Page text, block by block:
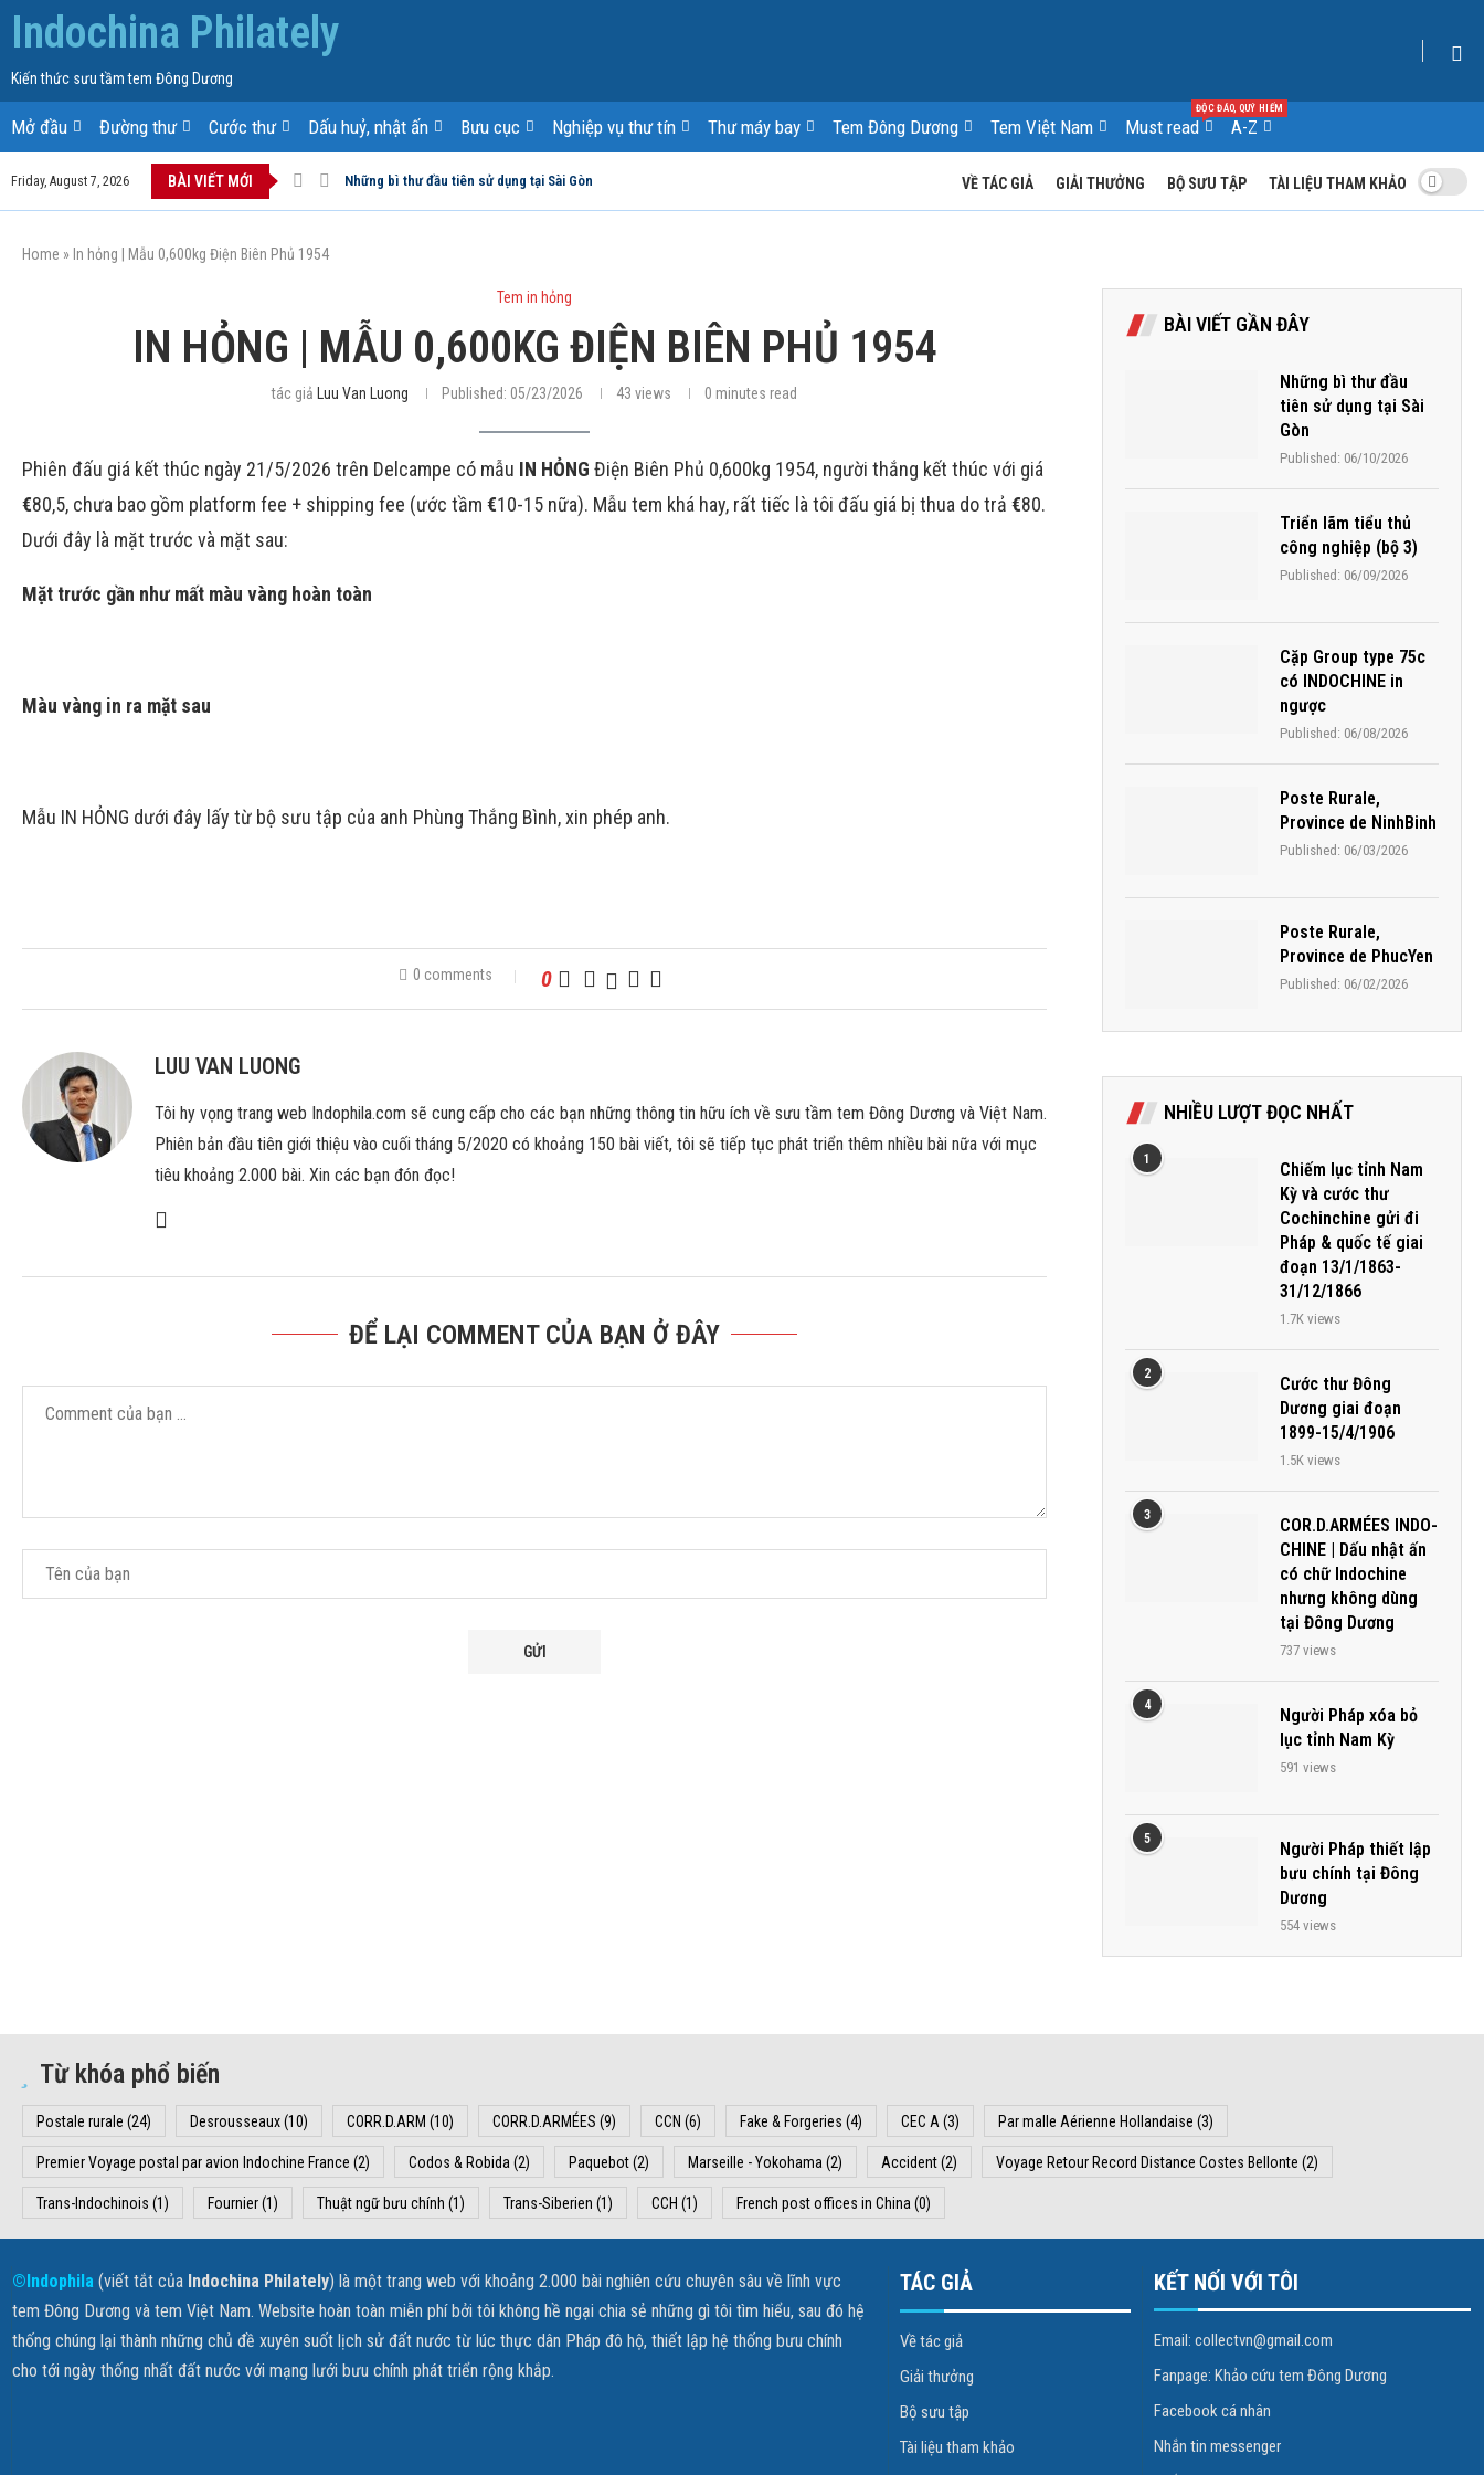
Indochina Philately
Kiến thức sưu tầm tem Đông Dương
Mở đầu Đường thư Cước thư Dấu huỷ, nhật ấn Bưu cục Nghiệp vụ thư tín Thư máy bay Tem Đông Dương Tem Việt Nam Must read
ĐỘC ĐÁO, QUÝ HIẾM
A-Z
Friday, August 7, 2026 BÀI VIẾT MỚI Những bì thư đầu tiên sử dụng tại Sài Gòn VỀ TÁC GIẢ GIẢI THƯỞNG BỘ SƯU TẬP TÀI LIỆU THAM KHẢO
Home » In hỏng | Mẫu 0,600kg Điện Biên Phủ 1954
Tem in hỏng
IN HỎNG | MẪU 0,600KG ĐIỆN BIÊN PHỦ 1954
tác giả Luu Van Luong Published: 05/23/2026 43 views 0 minutes read
Phiên đấu giá kết thúc ngày 21/5/2026 trên Delcampe có mẫu IN HỎNG Điện Biên Phủ 0,600kg 1954, người thắng kết thúc với giá
€80,5, chưa bao gồm platform fee + shipping fee (ước tầm €10-15 nữa). Mẫu tem khá hay, rất tiếc là tôi đấu giá bị thua do trả €80.
Dưới đây là mặt trước và mặt sau:
Mặt trước gần như mất màu vàng hoàn toàn
Màu vàng in ra mặt sau
Mẫu IN HỎNG dưới đây lấy từ bộ sưu tập của anh Phùng Thắng Bình, xin phép anh.
0 comments 0
LUU VAN LUONG
Tôi hy vọng trang web Indophila.com sẽ cung cấp cho các bạn những thông tin hữu ích về sưu tầm tem Đông Dương và Việt Nam.
Phiên bản đầu tiên giới thiệu vào cuối tháng 5/2020 có khoảng 150 bài viết, tôi sẽ tiếp tục phát triển thêm nhiều bài nữa với mục
tiêu khoảng 2.000 bài. Xin các bạn đón đọc!
ĐỂ LẠI COMMENT CỦA BẠN Ở ĐÂY
BÀI VIẾT GẦN ĐÂY
Những bì thư đầu
tiên sử dụng tại Sài
Gòn
Published: 06/10/2026
Triển lãm tiểu thủ
công nghiệp (bộ 3)
Published: 06/09/2026
Cặp Group type 75c
có INDOCHINE in
ngược
Published: 06/08/2026
Poste Rurale,
Province de NinhBinh
Published: 06/03/2026
Poste Rurale,
Province de PhucYen
Published: 06/02/2026
NHIỀU LƯỢT ĐỌC NHẤT
1
Chiếm lục tỉnh Nam
Kỳ và cước thư
Cochinchine gửi đi
Pháp & quốc tế giai
đoạn 13/1/1863-
31/12/1866
1.7K views
2
Cước thư Đông
Dương giai đoạn
1899-15/4/1906
1.5K views
3
COR.D.ARMÉES INDO-
CHINE | Dấu nhật ấn
có chữ Indochine
nhưng không dùng
tại Đông Dương
737 views
4
Người Pháp xóa bỏ
lục tỉnh Nam Kỳ
591 views
5
Người Pháp thiết lập
bưu chính tại Đông
Dương
554 views
Từ khóa phổ biến
Postale rurale (24) Desrousseaux(10) CORR.D.ARM (10) CORR.D.ARMÉES (9) CCN (6) Fake & Forgeries (4) CEC A (3) Par malle Aérienne Hollandaise (3)
Premier Voyage postal par avion Indochine France (2) Codos & Robida (2) Paquebot(2) Marseille - Yokohama (2) Accident(2) Voyage Retour Record Distance Costes Bellonte (2)
Trans-Indochinois (1) Fournier(1) Thuật ngữ bưu chính (1) Trans-Siberien (1) CCH (1) French post offices in China (0)
©Indophila (viết tắt của Indochina Philately) là một trang web với khoảng 2.000 bài nghiên cứu chuyên sâu về lĩnh vực
tem Đông Dương và tem Việt Nam. Website hoàn toàn miễn phí bởi tôi không hề ngại chia sẻ những gì tôi tìm hiểu, sau đó hệ
thống chúng lại thành những chủ đề xuyên suốt lịch sử đất nước từ lúc thực dân Pháp đô hộ, thiết lập hệ thống bưu chính
cho tới ngày thống nhất đất nước với mạng lưới bưu chính phát triển rộng khắp.
TÁC GIẢ
Về tác giả
Giải thưởng
Bộ sưu tập
Tài liệu tham khảo
KẾT NỐI VỚI TÔI
Email: collectvn@gmail.com
Fanpage: Khảo cứu tem Đông Dương
Facebook cá nhân
Nhắn tin messenger